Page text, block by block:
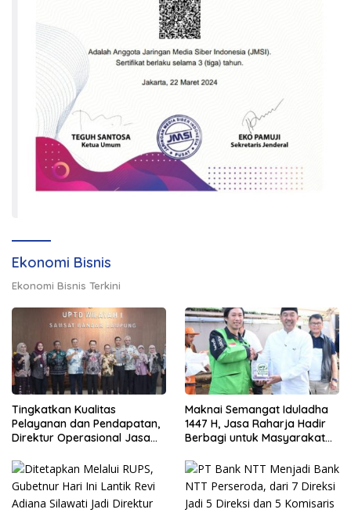
Ekonomi Bisnis
Ekonomi Bisnis Terkini
Tingkatkan Kualitas
Pelayanan dan Pendapatan,
Direktur Operasional Jasa
di Lampung dan Tinjau
Samsat Rajabasa
Maknai Semangat Iduladha
1447 H, Jasa Raharja Hadir
Berbagi untuk Masyarakat
Daging Kurban